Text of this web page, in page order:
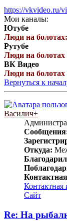
https://vkvideo.ru/
Мои каналы:
Ютубе
Люди на болотах:
Рутубе
Люди на
ВК Видео
Люди на
Вернуться к
Василич+
Откуда:
Контактная
Сайт
Re: На